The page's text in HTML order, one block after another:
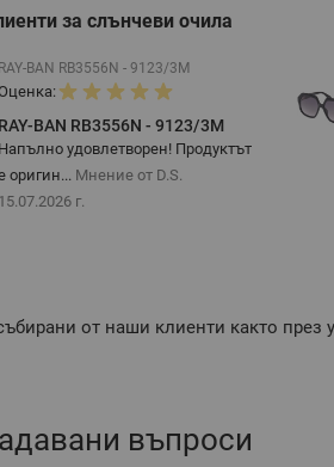
за слънчеви очила
BAN RB3556N - 9123/3M
BAN RB3556N - 9123/3M
удовлетворен! Продуктът
оригин... Мнение от D.S.
г.
от наши клиенти както
въпроси